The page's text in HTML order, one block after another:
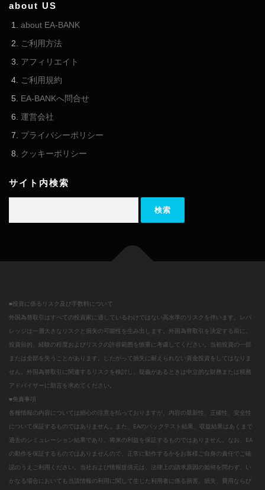
about US
about EA-BANK
ご利用方法
アフィリエイト
ご利用規約
EA-BANKへ問合せ
運営会社
プライバシーポリシー
クッキーポリシー
サイト内検索
■投資に係るリスク及び手数料について
外国為替取引はすべての投資家に適しているわけではない高水準のリスクを伴います。レバ
レッジは一層大きなリスクと損失の可能性を生み出します。外国為替取引を決定する前に、
投資目的、経験の程度およびリスクの許容範囲を慎重に考慮してください。当初投資の一部
または全部を失うことがあります。したがって損失に耐えられない資金投資をしてはなりま
せん。外国為替取引に関連するリスクを検討し、疑義があるときは中立的な財務または税務
アドバイザーに助言を求めてください。
■免責事項
各種情報の内容については細心の注意を払っておりますが、内容の最新性、正確性、安全性
について保証するものではありません。また、EAのバックテスト結果、収益結果はあくまで
過去のシミュレーション結果であり、将来の利益を保証するものではありません。なお、EA
の動作を保証するものではありませんので、正常に動作するかをお客様ご自身の責任でご確
認のうえご利用ください。当社および情報提供元は、法律上の請求原因の如何を問わず、い
かなる場合においても当該情報の利用に関して生じた利用者に係る損害、損失、費用ならび